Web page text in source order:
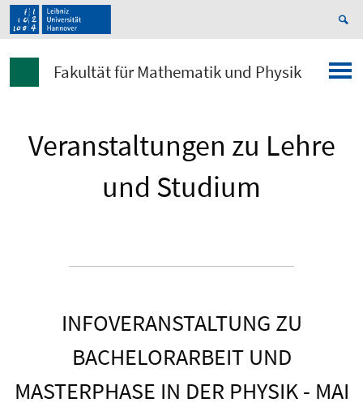
Fakultät für Mathematik und Physik
Veranstaltungen zu Lehre
und Studium
INFOVERANSTALTUNG ZU
BACHELORARBEIT UND
MASTERPHASE IN DER PHYSIK - MAI